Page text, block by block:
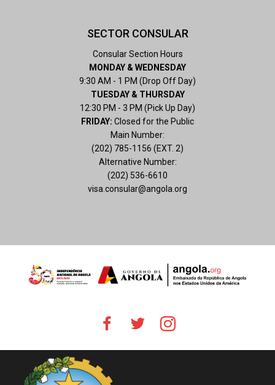
SECTOR CONSULAR
Consular Section Hours
MONDAY & WEDNESDAY
9:30 AM - 1 PM (Drop Off Day)
TUESDAY & THURSDAY
12:30 PM - 3 PM (Pick Up Day)
FRIDAY: Closed for the Public
Main Number:
(202) 785-1156 (EXT. 2)
Alternative Number:
(202) 536-6610
visa.consular@angola.org